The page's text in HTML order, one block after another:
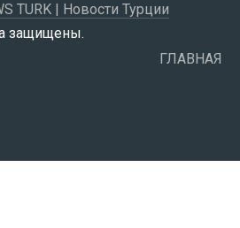
TURK | Новости Турции
защищены.
ГЛАВНАЯ